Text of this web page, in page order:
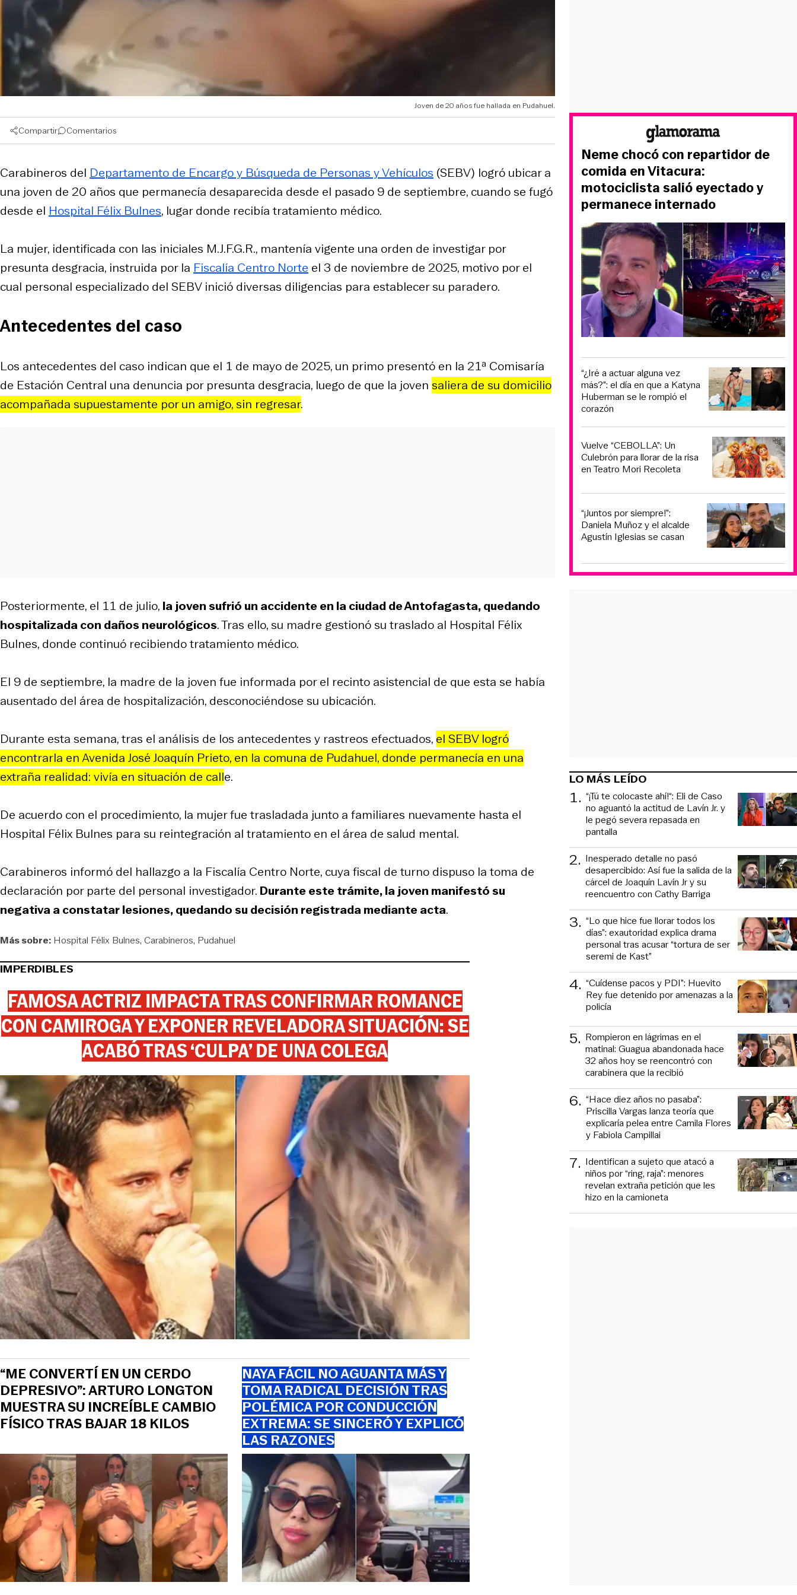
Joven de 20 años fue hallada en Pudahuel.
Compartir Comentarios
Carabineros del Departamento de Encargo y Búsqueda de Personas y Vehículos (SEBV) logró ubicar a
una joven de 20 años que permanecía desaparecida desde el pasado 9 de septiembre, cuando se fugó
desde el Hospital Félix Bulnes, lugar donde recibía tratamiento médico.
La mujer, identificada con las iniciales M.J.F.G.R., mantenía vigente una orden de investigar por
presunta desgracia, instruida por la Fiscalía Centro Norte el 3 de noviembre de 2025, motivo por el
cual personal especializado del SEBV inició diversas diligencias para establecer su paradero.
Antecedentes del caso
Los antecedentes del caso indican que el 1 de mayo de 2025, un primo presentó en la 21ª Comisaría
de Estación Central una denuncia por presunta desgracia, luego de que la joven saliera de su domicilio
acompañada supuestamente por un amigo, sin regresar.
Posteriormente, el 11 de julio, la joven sufrió un accidente en la ciudad de Antofagasta, quedando
hospitalizada con daños neurológicos. Tras ello, su madre gestionó su traslado al Hospital Félix
Bulnes, donde continuó recibiendo tratamiento médico.
El 9 de septiembre, la madre de la joven fue informada por el recinto asistencial de que esta se había
ausentado del área de hospitalización, desconociéndose su ubicación.
Durante esta semana, tras el análisis de los antecedentes y rastreos efectuados, el SEBV logró
encontrarla en Avenida José Joaquín Prieto, en la comuna de Pudahuel, donde permanecía en una
extraña realidad: vivía en situación de calle.
De acuerdo con el procedimiento, la mujer fue trasladada junto a familiares nuevamente hasta el
Hospital Félix Bulnes para su reintegración al tratamiento en el área de salud mental.
Carabineros informó del hallazgo a la Fiscalía Centro Norte, cuya fiscal de turno dispuso la toma de
declaración por parte del personal investigador. Durante este trámite, la joven manifestó su
negativa a constatar lesiones, quedando su decisión registrada mediante acta.
Más sobre: Hospital Félix Bulnes Carabineros Pudahuel
IMPERDIBLES
FAMOSA ACTRIZ IMPACTA TRAS CONFIRMAR ROMANCE
CON CAMIROGA Y EXPONER REVELADORA SITUACIÓN: SE
ACABÓ TRAS ‘CULPA’ DE UNA COLEGA
“ME CONVERTÍ EN UN CERDO
DEPRESIVO”: ARTURO LONGTON
MUESTRA SU INCREÍBLE CAMBIO
FÍSICO TRAS BAJAR 18 KILOS
NAYA FÁCIL NO AGUANTA MÁS Y
TOMA RADICAL DECISIÓN TRAS
POLÉMICA POR CONDUCCIÓN
EXTREMA: SE SINCERÓ Y EXPLICÓ
LAS RAZONES
Neme chocó con repartidor de
comida en Vitacura:
motociclista salió eyectado y
permanece internado
“¿Iré a actuar alguna vez
más?”: el día en que a Katyna
Huberman se le rompió el
corazón
Vuelve “CEBOLLA”: Un
Culebrón para llorar de la risa
en Teatro Mori Recoleta
“¡Juntos por siempre!”:
Daniela Muñoz y el alcalde
Agustín Iglesias se casan
LO MÁS LEÍDO
1. “¡Tú te colocaste ahí!“: Eli de Caso
no aguantó la actitud de Lavín Jr. y
le pegó severa repasada en
pantalla
2. Inesperado detalle no pasó
desapercibido: Así fue la salida de la
cárcel de Joaquín Lavín Jr y su
reencuentro con Cathy Barriga
3. “Lo que hice fue llorar todos los
días”: exautoridad explica drama
personal tras acusar “tortura de ser
seremi de Kast”
4. “Cuídense pacos y PDI”: Huevito
Rey fue detenido por amenazas a la
policía
5. Rompieron en lágrimas en el
matinal: Guagua abandonada hace
32 años hoy se reencontró con
carabinera que la recibió
6. “Hace diez años no pasaba”:
Priscilla Vargas lanza teoría que
explicaría pelea entre Camila Flores
y Fabiola Campillai
7. Identifican a sujeto que atacó a
niños por “ring, raja”: menores
revelan extraña petición que les
hizo en la camioneta